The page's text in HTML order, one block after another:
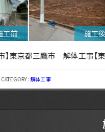
＜
央建設へ】 【東京都立川
UP : 2026年